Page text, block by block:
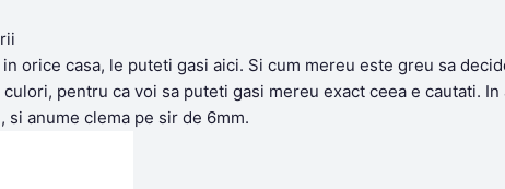
orice casa, le puteti gasi aici. Si cum mereu este greu sa
pentru ca voi sa puteti gasi mereu exact ceea e cautati.
anume clema pe sir de 6mm.